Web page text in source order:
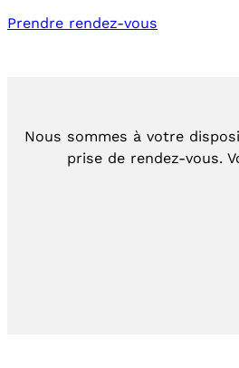
Prendre rendez-vous
Nous sommes à votre
prise de rendez-vous.